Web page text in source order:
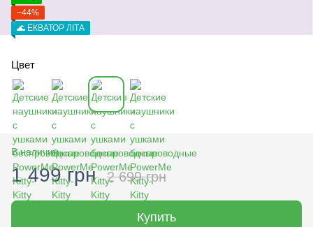
−44%
🌊 ЕКВАТОР ЛІТА
Цвет
В наличии
1 499 грн 2 699 грн
Купить